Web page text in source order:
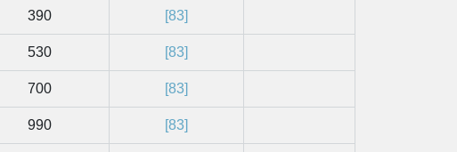
390 [83]
530 [83]
700 [83]
990 [83]